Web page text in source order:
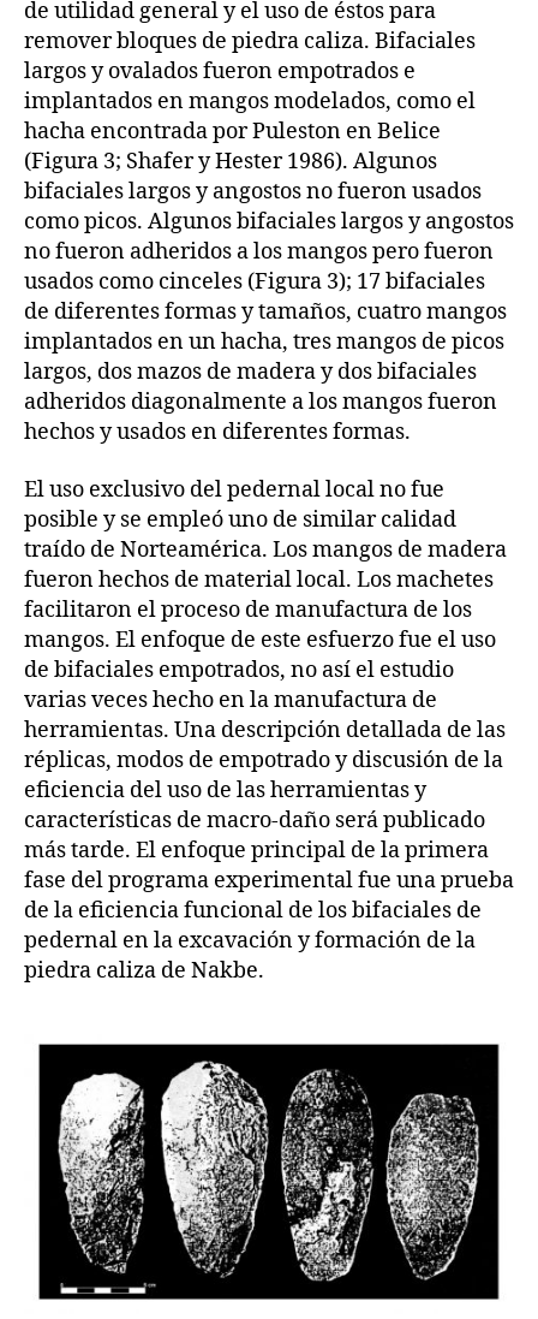
de utilidad general y el uso de éstos para
remover bloques de piedra caliza. Bifaciales
largos y ovalados fueron empotrados e
implantados en mangos modelados, como el
hacha encontrada por Puleston en Belice
(Figura 3; Shafer y Hester 1986). Algunos
bifaciales largos y angostos no fueron usados
como picos. Algunos bifaciales largos y angostos
no fueron adheridos a los mangos pero fueron
usados como cinceles (Figura 3); 17 bifaciales
de diferentes formas y tamaños, cuatro mangos
implantados en un hacha, tres mangos de picos
largos, dos mazos de madera y dos bifaciales
adheridos diagonalmente a los mangos fueron
hechos y usados en diferentes formas.
El uso exclusivo del pedernal local no fue
posible y se empleó uno de similar calidad
traído de Norteamérica. Los mangos de madera
fueron hechos de material local. Los machetes
facilitaron el proceso de manufactura de los
mangos. El enfoque de este esfuerzo fue el uso
de bifaciales empotrados, no así el estudio
varias veces hecho en la manufactura de
herramientas. Una descripción detallada de las
réplicas, modos de empotrado y discusión de la
eficiencia del uso de las herramientas y
características de macro-daño será publicado
más tarde. El enfoque principal de la primera
fase del programa experimental fue una prueba
de la eficiencia funcional de los bifaciales de
pedernal en la excavación y formación de la
piedra caliza de Nakbe.